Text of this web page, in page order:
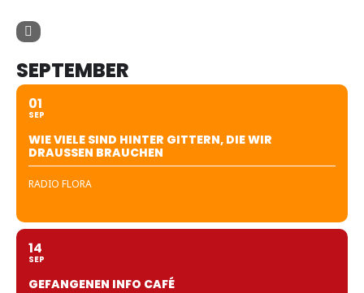
SEPTEMBER
01
SEP
WIE VIELE SIND HINTER GITTERN, DIE WIR
DRAUSSEN BRAUCHEN
RADIO FLORA
14
SEP
GEFANGENEN INFO CAFÉ